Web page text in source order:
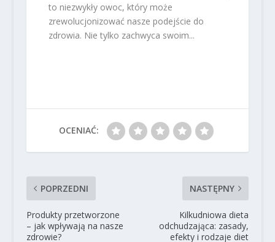
to niezwykły owoc, który może
zrewolucjonizować nasze podejście do
zdrowia. Nie tylko zachwyca swoim...
OCENIAĆ:
POPRZEDNI
Produkty przetworzone
– jak wpływają na nasze
zdrowie?
NASTĘPNY
Kilkudniowa dieta
odchudzająca: zasady,
efekty i rodzaje diet